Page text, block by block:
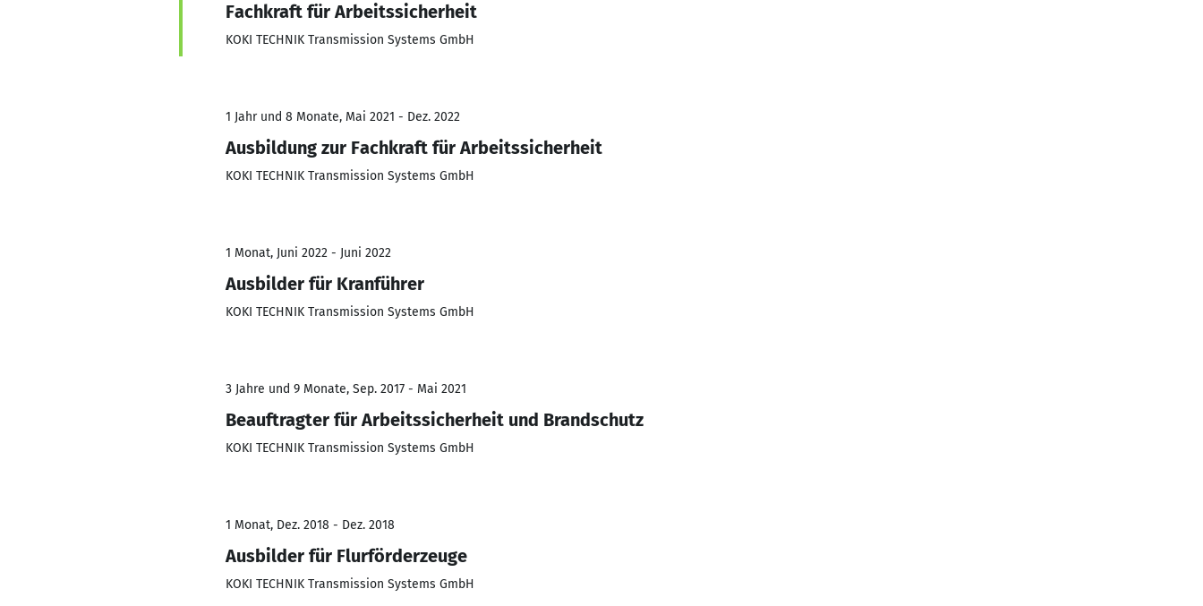
Fachkraft für Arbeitssicherheit
KOKI TECHNIK Transmission Systems GmbH
1 Jahr und 8 Monate, Mai 2021 - Dez. 2022
Ausbildung zur Fachkraft für Arbeitssicherheit
KOKI TECHNIK Transmission Systems GmbH
1 Monat, Juni 2022 - Juni 2022
Ausbilder für Kranführer
KOKI TECHNIK Transmission Systems GmbH
3 Jahre und 9 Monate, Sep. 2017 - Mai 2021
Beauftragter für Arbeitssicherheit und Brandschutz
KOKI TECHNIK Transmission Systems GmbH
1 Monat, Dez. 2018 - Dez. 2018
Ausbilder für Flurförderzeuge
KOKI TECHNIK Transmission Systems GmbH